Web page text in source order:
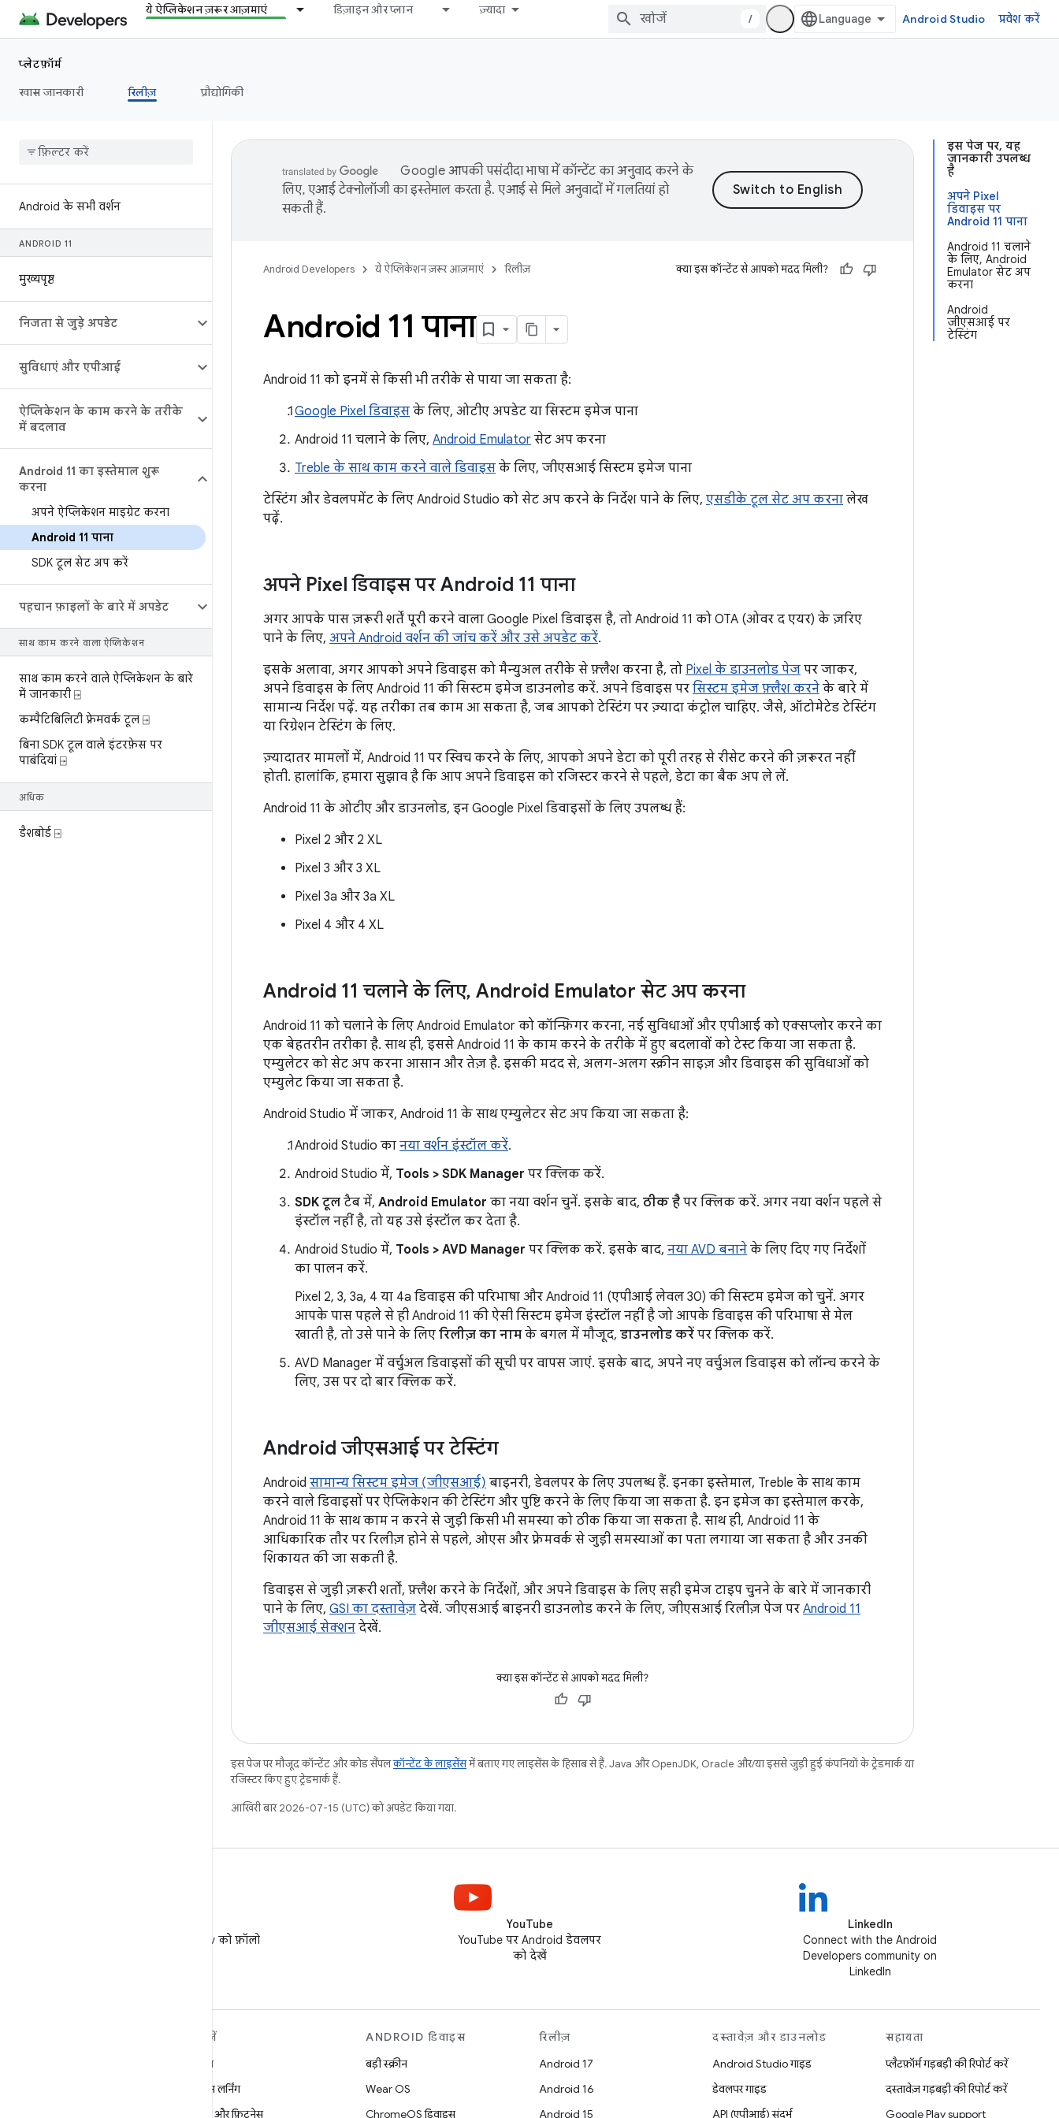
ये ऐप्लिकेशन ज़रूर आज़माएं डिज़ाइन और प्लान ज़्यादा
/ Android Studio प्रवेश करें
प्लेटफ़ॉर्म
खास जानकारी
रिलीज़ प्रौद्योगिकी
Android के सभी वर्शन
ANDROID 11
मुख्यपृष्ठ
निजता से जुड़े अपडेट
सुविधाएं और एपीआई
ऐप्लिकेशन के काम करने के तरीके
में बदलाव
Android 11 का इस्तेमाल शुरू
करना
अपने ऐप्लिकेशन माइग्रेट करना
Android 11 पाना
SDK टूल सेट अप करें
पहचान फ़ाइलों के बारे में अपडेट
साथ काम करने वाला ऐप्लिकेशन
साथ काम करने वाले ऐप्लिकेशन के बारे
में जानकारी ⍈
कम्पैटिबिलिटी फ़्रेमवर्क टूल ⍈
बिना SDK टूल वाले इंटरफ़ेस पर
पाबंदियां ⍈
अधिक
डैशबोर्ड ⍈
इस पेज पर, यह
जानकारी उपलब्ध
है
अपने Pixel
डिवाइस पर
Android 11 पाना
Android 11 चलाने
के लिए, Android
Emulator सेट अप
करना
Android
जीएसआई पर
टेस्टिंग
Google आपकी पसंदीदा भाषा में कॉन्टेंट का अनुवाद करने के
लिए, एआई टेक्नोलॉजी का इस्तेमाल करता है. एआई से मिले अनुवादों में गलतियां हो
सकती हैं.
Android Developers ये ऐप्लिकेशन ज़रूर आज़माएं रिलीज़ क्या इस कॉन्टेंट से आपको मदद मिली?
Android 11 पाना
Android 11 को इनमें से किसी भी तरीके से पाया जा सकता है:
Google Pixel डिवाइस के लिए, ओटीए अपडेट या सिस्टम इमेज पाना
Android 11 चलाने के लिए, Android Emulator सेट अप करना
Treble के साथ काम करने वाले डिवाइस के लिए, जीएसआई सिस्टम इमेज पाना
टेस्टिंग और डेवलपमेंट के लिए Android Studio को सेट अप करने के निर्देश पाने के लिए, एसडीके टूल सेट अप करना लेख
पढ़ें.
अपने Pixel डिवाइस पर Android 11 पाना
अगर आपके पास ज़रूरी शर्तें पूरी करने वाला Google Pixel डिवाइस है, तो Android 11 को OTA (ओवर द एयर) के ज़रिए
पाने के लिए, अपने Android वर्शन की जांच करें और उसे अपडेट करें.
इसके अलावा, अगर आपको अपने डिवाइस को मैन्युअल तरीके से फ़्लैश करना है, तो Pixel के डाउनलोड पेज पर जाकर,
अपने डिवाइस के लिए Android 11 की सिस्टम इमेज डाउनलोड करें. अपने डिवाइस पर सिस्टम इमेज फ़्लैश करने के बारे में
सामान्य निर्देश पढ़ें. यह तरीका तब काम आ सकता है, जब आपको टेस्टिंग पर ज़्यादा कंट्रोल चाहिए. जैसे, ऑटोमेटेड टेस्टिंग
या रिग्रेशन टेस्टिंग के लिए.
ज़्यादातर मामलों में, Android 11 पर स्विच करने के लिए, आपको अपने डेटा को पूरी तरह से रीसेट करने की ज़रूरत नहीं
होती. हालांकि, हमारा सुझाव है कि आप अपने डिवाइस को रजिस्टर करने से पहले, डेटा का बैक अप ले लें.
Android 11 के ओटीए और डाउनलोड, इन Google Pixel डिवाइसों के लिए उपलब्ध हैं:
Pixel 2 और 2 XL
Pixel 3 और 3 XL
Pixel 3a और 3a XL
Pixel 4 और 4 XL
Android 11 चलाने के लिए, Android Emulator सेट अप करना
Android 11 को चलाने के लिए Android Emulator को कॉन्फ़िगर करना, नई सुविधाओं और एपीआई को एक्सप्लोर करने का
एक बेहतरीन तरीका है. साथ ही, इससे Android 11 के काम करने के तरीके में हुए बदलावों को टेस्ट किया जा सकता है.
एम्युलेटर को सेट अप करना आसान और तेज़ है. इसकी मदद से, अलग-अलग स्क्रीन साइज़ और डिवाइस की सुविधाओं को
एम्युलेट किया जा सकता है.
Android Studio में जाकर, Android 11 के साथ एम्युलेटर सेट अप किया जा सकता है:
Android Studio का नया वर्शन इंस्टॉल करें.
Android Studio में, Tools > SDK Manager पर क्लिक करें.
SDK टूल टैब में, Android Emulator का नया वर्शन चुनें. इसके बाद, ठीक है पर क्लिक करें. अगर नया वर्शन पहले से
इंस्टॉल नहीं है, तो यह उसे इंस्टॉल कर देता है.
Android Studio में, Tools > AVD Manager पर क्लिक करें. इसके बाद, नया AVD बनाने के लिए दिए गए निर्देशों
का पालन करें.
Pixel 2, 3, 3a, 4 या 4a डिवाइस की परिभाषा और Android 11 (एपीआई लेवल 30) की सिस्टम इमेज को चुनें. अगर
आपके पास पहले से ही Android 11 की ऐसी सिस्टम इमेज इंस्टॉल नहीं है जो आपके डिवाइस की परिभाषा से मेल
खाती है, तो उसे पाने के लिए रिलीज़ का नाम के बगल में मौजूद, डाउनलोड करें पर क्लिक करें.
AVD Manager में वर्चुअल डिवाइसों की सूची पर वापस जाएं. इसके बाद, अपने नए वर्चुअल डिवाइस को लॉन्च करने के
लिए, उस पर दो बार क्लिक करें.
Android जीएसआई पर टेस्टिंग
Android सामान्य सिस्टम इमेज (जीएसआई) बाइनरी, डेवलपर के लिए उपलब्ध हैं. इनका इस्तेमाल, Treble के साथ काम
करने वाले डिवाइसों पर ऐप्लिकेशन की टेस्टिंग और पुष्टि करने के लिए किया जा सकता है. इन इमेज का इस्तेमाल करके,
Android 11 के साथ काम न करने से जुड़ी किसी भी समस्या को ठीक किया जा सकता है. साथ ही, Android 11 के
आधिकारिक तौर पर रिलीज़ होने से पहले, ओएस और फ़्रेमवर्क से जुड़ी समस्याओं का पता लगाया जा सकता है और उनकी
शिकायत की जा सकती है.
डिवाइस से जुड़ी ज़रूरी शर्तों, फ़्लैश करने के निर्देशों, और अपने डिवाइस के लिए सही इमेज टाइप चुनने के बारे में जानकारी
पाने के लिए, GSI का दस्तावेज़ देखें. जीएसआई बाइनरी डाउनलोड करने के लिए, जीएसआई रिलीज़ पेज पर Android 11
जीएसआई सेक्शन देखें.
क्या इस कॉन्टेंट से आपको मदद मिली?
इस पेज पर मौजूद कॉन्टेंट और कोड सैंपलकॉन्टेंट के लाइसेंसमें बताए गए लाइसेंस के हिसाब से हैं. Java और OpenJDK, Oracle और/या इससे जुड़ी हुई कंपनियों के ट्रेडमार्क या
रजिस्टर किए हुए ट्रेडमार्क हैं.
आखिरी बार 2026-07-15 (UTC) को अपडेट किया गया.
X पर @AndroidDev को फ़ॉलो
YouTube
YouTube पर Android डेवलपर
को देखें
LinkedIn
Connect with the Android
Developers community on
LinkedIn
खोजें
गेमिंग
मशीन लर्निंग
सेहत और फ़िटनेस
ANDROID डिवाइस
बड़ी स्क्रीन
Wear OS
ChromeOS डिवाइस
रिलीज़
Android 17
Android 16
Android 15
दस्तावेज़ और डाउनलोड
Android Studio गाइड
डेवलपर गाइड
API (एपीआई) संदर्भ
सहायता
प्लैटफ़ॉर्म गड़बड़ी की रिपोर्ट करें
दस्तावेज़ गड़बड़ी की रिपोर्ट करें
Google Play support